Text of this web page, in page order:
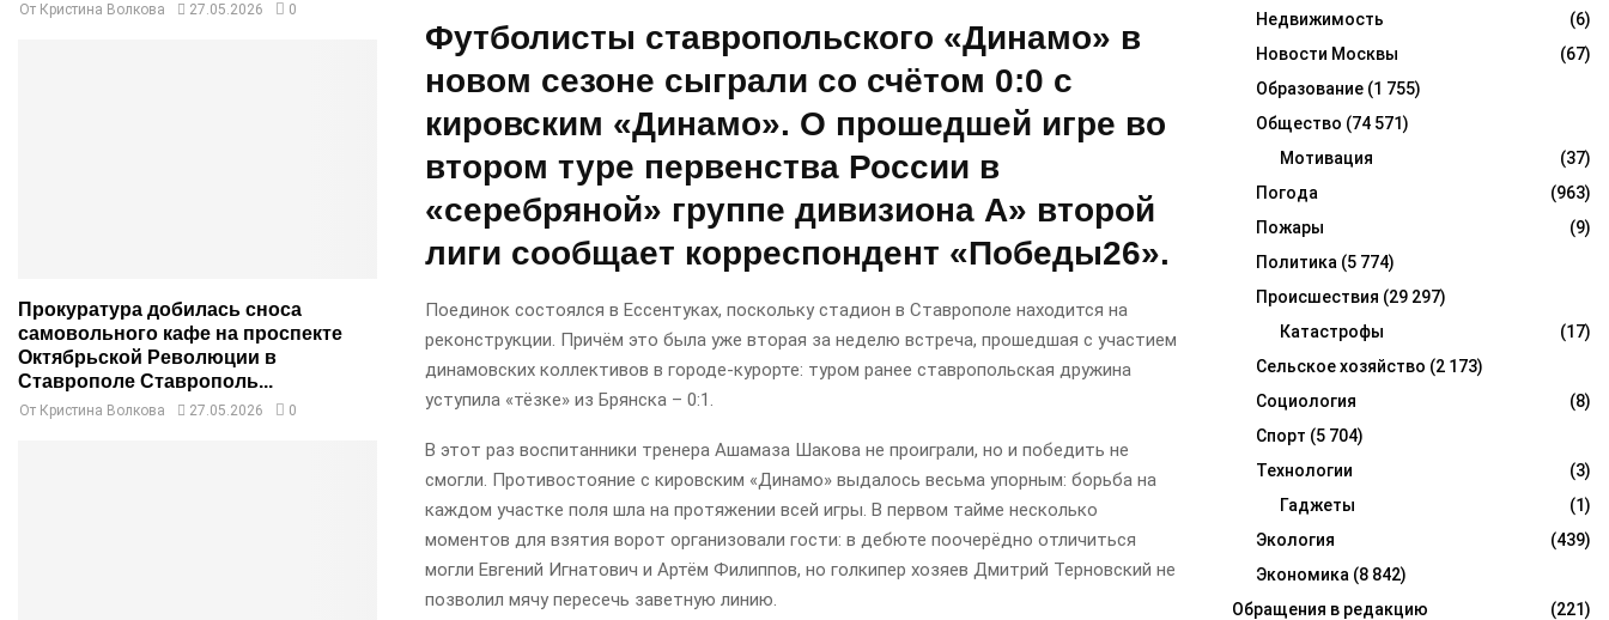
Футболисты ставропольского «Динамо» в
новом сезоне сыграли со счётом 0:0 с
кировским «Динамо». О прошедшей игре во
втором туре первенства России в
«серебряной» группе дивизиона А» второй
лиги сообщает корреспондент «Победы26».
Поединок состоялся в Ессентуках, поскольку стадион в Ставрополе находится на
реконструкции. Причём это была уже вторая за неделю встреча, прошедшая с участием
динамовских коллективов в городе-курорте: туром ранее ставропольская дружина
уступила «тёзке» из Брянска – 0:1.
В этот раз воспитанники тренера Ашамаза Шакова не проиграли, но и победить не
смогли. Противостояние с кировским «Динамо» выдалось весьма упорным: борьба на
каждом участке поля шла на протяжении всей игры. В первом тайме несколько
моментов для взятия ворот организовали гости: в дебюте поочерёдно отличиться
могли Евгений Игнатович и Артём Филиппов, но голкипер хозяев Дмитрий Терновский не
позволил мячу пересечь заветную линию.
От Кристина Волкова 27.05.2026 0
Прокуратура добилась сноса
самовольного кафе на проспекте
Октябрьской Революции в
Ставрополе Ставрополь...
От Кристина Волкова 27.05.2026 0
Недвижимость
(6)
Новости Москвы
(67)
Образование (1 755)
Общество (74 571)
Мотивация
(37)
Погода
(963)
Пожары
(9)
Политика (5 774)
Происшествия (29 297)
Катастрофы
(17)
Сельское хозяйство (2 173)
Социология
(8)
Спорт (5 704)
Технологии
(3)
Гаджеты
(1)
Экология
(439)
Экономика (8 842)
Обращения в редакцию
(221)